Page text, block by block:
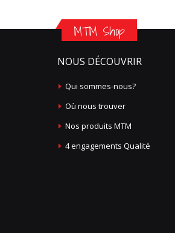
MTM Shop
NOUS DÉCOUVRIR
Qui sommes-nous?
Où nous trouver
Nos produits MTM
4 engagements Qualité